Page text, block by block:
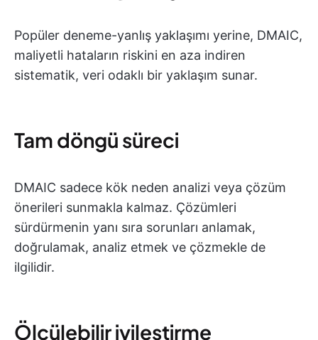
Popüler deneme-yanlış yaklaşımı yerine, DMAIC,
maliyetli hataların riskini en aza indiren
sistematik, veri odaklı bir yaklaşım sunar.
Tam döngü süreci
DMAIC sadece kök neden analizi veya çözüm
önerileri sunmakla kalmaz. Çözümleri
sürdürmenin yanı sıra sorunları anlamak,
doğrulamak, analiz etmek ve çözmekle de
ilgilidir.
Ölçülebilir iyileştirme